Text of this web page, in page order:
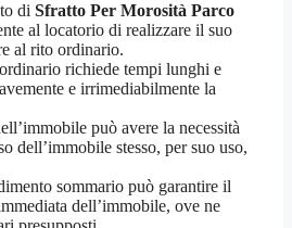
di Sfratto Per Morosità Parco
al locatorio di realizzare il suo
al rito ordinario.
richiede tempi lunghi e
e irrimediabilmente la
può avere la necessità
dell’immobile stesso, per suo uso,
sommario può garantire il
dell’immobile, ove ne